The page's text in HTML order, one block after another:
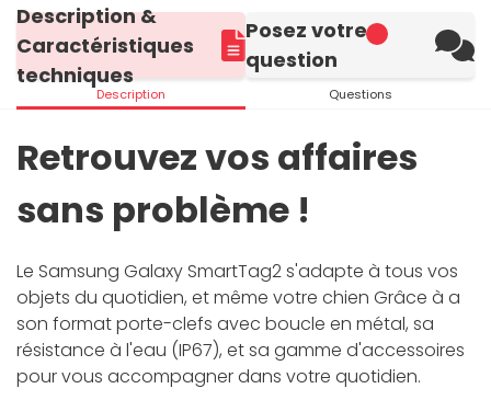
Description &
Caractéristiques
techniques
Description
Posez votre
question
Questions
Retrouvez vos affaires
sans problème !
Le Samsung Galaxy SmartTag2 s'adapte à tous vos
objets du quotidien, et même votre chien Grâce à a
son format porte-clefs avec boucle en métal, sa
résistance à l'eau (IP67), et sa gamme d'accessoires
pour vous accompagner dans votre quotidien.